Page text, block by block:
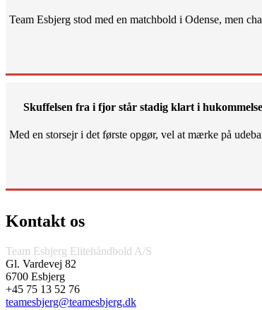
Team Esbjerg stod med en matchbold i Odense, men
Skuffelsen fra i fjor står stadig klart i
Med en storsejr i det første opgør, vel at mærke på
Kontakt os
Team Esbjerg Elitehåndbold A/S
Gl. Vardevej 82
6700 Esbjerg
+45 75 13 52 76
teamesbjerg@teamesbjerg.dk